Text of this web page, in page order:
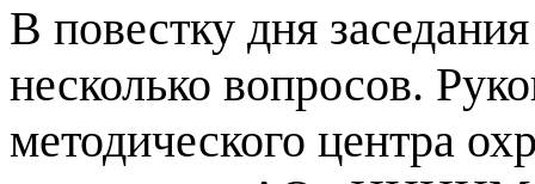
В повестку дня
несколько вопросов.
методического центра